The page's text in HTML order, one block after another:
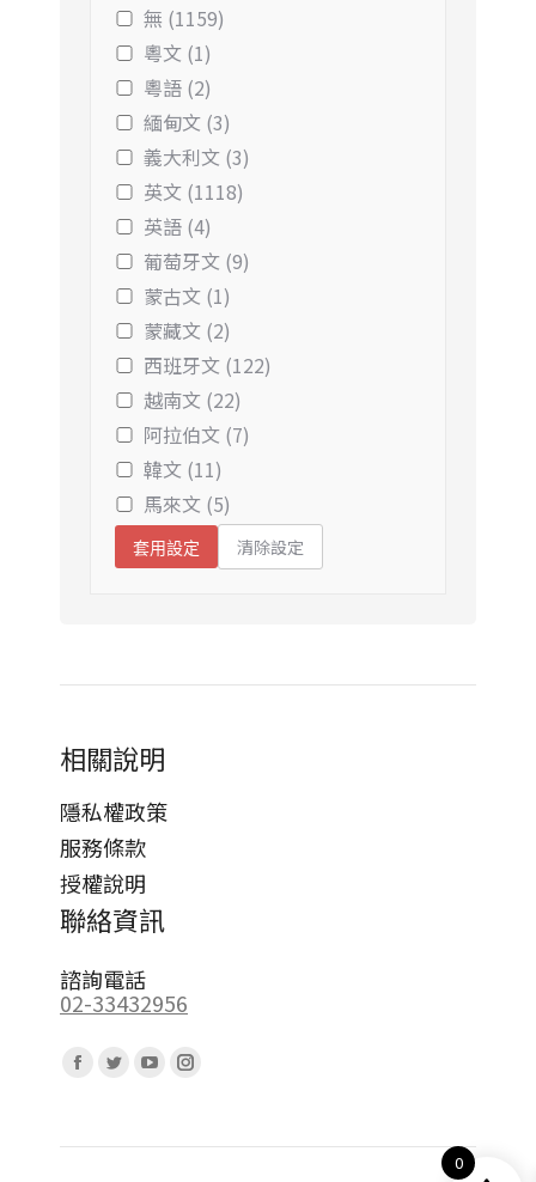
無 (1159)
粵文 (1)
粵語 (2)
緬甸文 (3)
義大利文 (3)
英文 (1118)
英語 (4)
葡萄牙文 (9)
蒙古文 (1)
蒙藏文 (2)
西班牙文 (122)
越南文 (22)
阿拉伯文 (7)
韓文 (11)
馬來文 (5)
套用設定 清除設定
相關說明
隱私權政策
服務條款
授權說明
聯絡資訊
諮詢電話
02-33432956
Facebook
opens
Twitter
opens
YouTube
opens
Instagram
opens
0